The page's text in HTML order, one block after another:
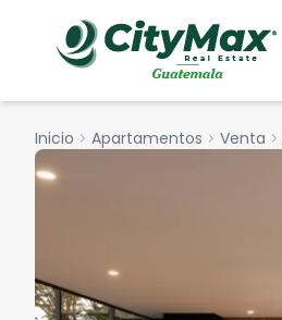
Inicio chevron_right Apartamentos chevron_right Venta chevron_right